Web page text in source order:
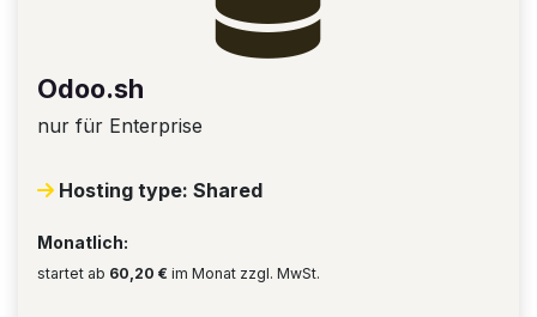
Odoo.sh
nur für Enterprise
Hosting type: Shared
Monatlich:
startet ab 60,20 € im Monat zzgl. MwSt.